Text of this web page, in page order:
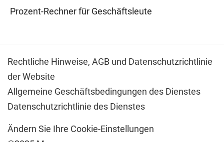
Prozent-Rechner für Geschäftsleute
Rechtliche Hinweise, AGB und Datenschutzrichtlinie
der Website
Allgemeine Geschäftsbedingungen des Dienstes
Datenschutzrichtlinie des Dienstes
Ändern Sie Ihre Cookie-Einstellungen